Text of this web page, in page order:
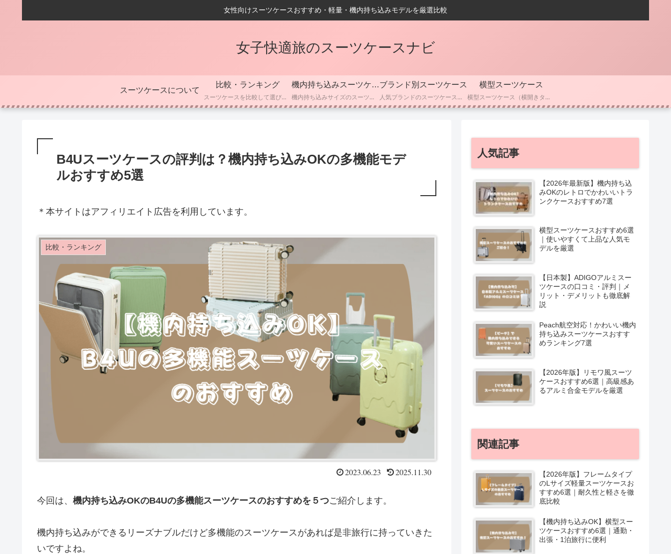
女性向けスーツケースおすすめ・軽量・機内持ち込みモデルを厳選比較
女子快適旅のスーツケースナビ
スーツケースについて
比較・ランキング
スーツケースを比較して選びたい方向けのカテゴリーです。 人気モデルのスペック・容量・重さ・価格・耐久性などを分かりやすく比較し、用途別におすすめのスーツケースをランキング形式で紹介しています。 「どのスーツケースが自分に合っているかわからない」「初めての購入で失敗したくない」という方に向けて、選び方のポイントやチェックすべき機能も丁寧に解説しています。
機内持ち込みスーツケース
機内持ち込みサイズのスーツケースを探している方向けのカテゴリーです。 国内線・国際線それぞれの機内持ち込み基準や、容量・サイズの目安、軽量モデル、静音キャスターなど、選ぶ際に押さえておきたいポイントを分かりやすくまとめています。 女性でも扱いやすいコンパクトサイズや、ビジネス向けのスマート設計モデルも紹介しているので、「使いやすい機内持ち込みスーツケースを選びたい」という方におすすめです。
ブランド別スーツケース
人気ブランドのスーツケースを比較したい方向けのカテゴリーです。 RIMOWA・サムソナイト・イノベーター・トゥミなど、主要ブランドごとの特徴や耐久性、素材、価格帯を分かりやすくまとめています。 デザイン性や機能性の違い、選ぶときのポイントも解説しているので、 「どのブランドにするか迷っている」「長く使えるスーツケースを選びたい」という方におすすめです。
横型スーツケース
横型スーツケース（横開きタイプ）を探している方向けのカテゴリーです。 ビジネスシーンでも使いやすく、荷物の出し入れがしやすい横型ならではの特徴や、容量・収納性・使い勝手を分かりやすくまとめています。 機内持ち込み対応モデルや軽量タイプ、静音キャスターなど、横型スーツケースを選ぶときに知っておきたいポイントも解説しているので、「横開きが便利なスーツケースを探している」という方におすすめです。
B4Uスーツケースの評判は？機内持ち込みOKの多機能モデ
ルおすすめ5選
＊本サイトはアフィリエイト広告を利用しています。
比較・ランキング
2023.06.23 2025.11.30
今回は、 機内持ち込みOKのB4Uの多機能スーツケースのおすすめを５つご紹介します。
機内持ち込みができるリーズナブルだけど多機能のスーツケースがあれば是非旅行に持っていきた
いですよね。
人気記事
【2026年最新版】機内持ち込
みOKのレトロでかわいいトラ
ンクケースおすすめ7選
横型スーツケースおすすめ6選
｜使いやすくて上品な人気モ
デルを厳選
【日本製】ADIGOアルミスー
ツケースの口コミ・評判｜メ
リット・デメリットも徹底解
説
Peach航空対応！かわいい機内
持ち込みスーツケースおすす
めランキング7選
【2026年版】リモワ風スーツ
ケースおすすめ6選｜高級感あ
るアルミ合金モデルを厳選
関連記事
【2026年版】フレームタイプ
のLサイズ軽量スーツケースお
すすめ6選｜耐久性と軽さを徹
底比較
【機内持ち込みOK】横型スー
ツケースおすすめ6選｜通勤・
出張・1泊旅行に便利